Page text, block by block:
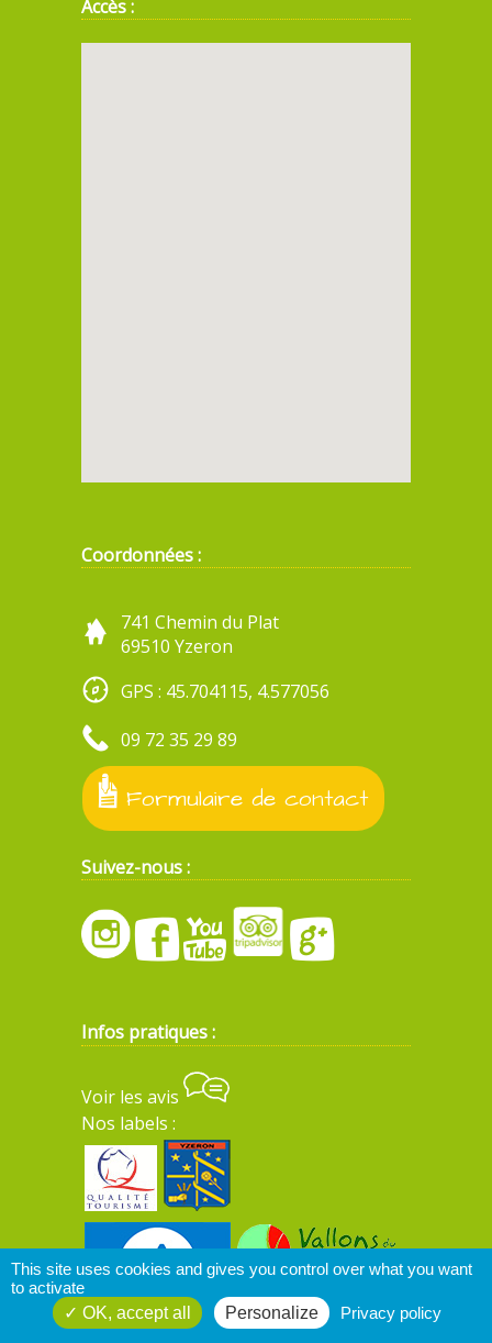
Accès :
Coordonnées :
741 Chemin du Plat
69510 Yzeron
GPS : 45.704115, 4.577056
09 72 35 29 89
Formulaire de contact
Suivez-nous :
Infos pratiques :
Voir les avis
Nos labels :
This site uses cookies and gives you control over what you want
to activate
OK, accept all
Personalize Privacy policy